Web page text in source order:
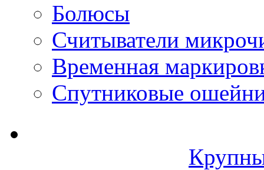
Болюсы
Считыватели
Временная
Спутниковые